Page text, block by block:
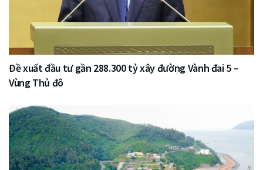
Đề xuất đầu tư gần 288.300 tỷ xây đường Vành đai 5 –
Vùng Thủ đô